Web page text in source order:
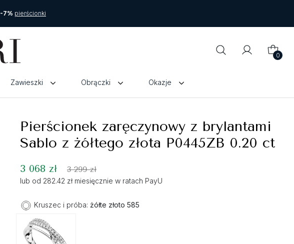
-7% pierścionki
0
Zawieszki Obrączki Okazje
Pierścionek zaręczynowy z brylantami
Sablo z żółtego złota P0445ZB 0.20 ct
3 068 zł 3 299 zł
lub od 282.42 zł miesięcznie w ratach PayU
Kruszec i próba: żółte złoto 585